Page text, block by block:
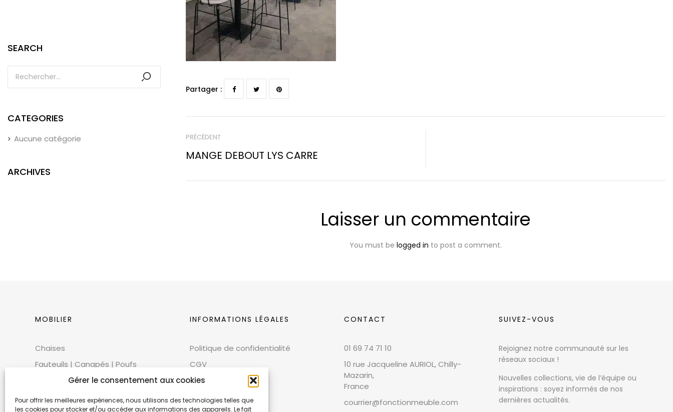
Gérer le consentement aux cookies
Pour offrir les meilleures expériences, nous utilisons des technologies telles que
les cookies pour stocker et/ou accéder aux informations des appareils. Le fait
SEARCH
CATEGORIES
Aucune catégorie
ARCHIVES
Partager :
PRÉCÉDENT
MANGE DEBOUT LYS CARRE
Laisser un commentaire
You must be logged in to post a comment.
MOBILIER
Chaises
Fauteuils | Canapés | Poufs
Mobilier extérieur
Tables
INFORMATIONS LÉGALES
Politique de confidentialité
CGV
CGU
Cookies
CONTACT
01 69 74 71 10
10 rue Jacqueline AURIOL, Chilly-
Mazarin,
France
courrier@fonctionmeuble.com
SUIVEZ-VOUS
Rejoignez notre communauté sur les
réseaux sociaux !
Nouvelles collections, vie de l’équipe ou
inspirations : soyez informés de nos
dernières actualités.